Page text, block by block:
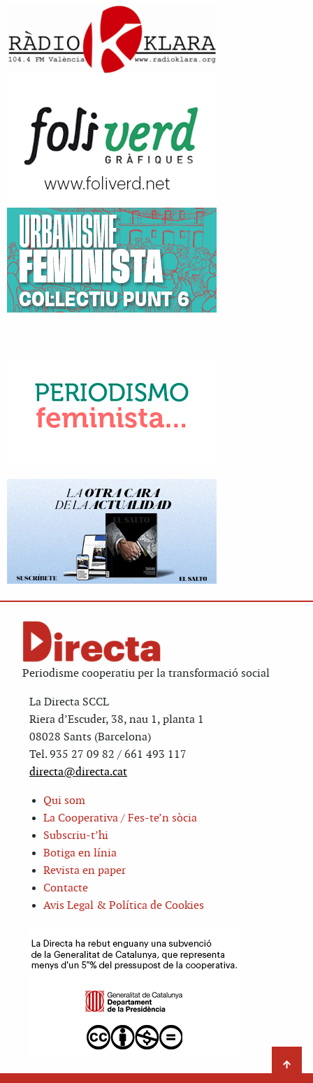
Periodisme cooperatiu per la transformació social
La Directa SCCL
Riera d’Escuder, 38, nau 1, planta 1
08028 Sants (Barcelona)
Tel. 935 27 09 82 / 661 493 117
directa@directa.cat
Qui som
La Cooperativa / Fes-te’n sòcia
Subscriu-t’hi
Botiga en línia
Revista en paper
Contacte
Avis Legal & Política de Cookies